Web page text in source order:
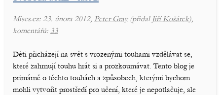
Mises.cz: 23. února 2012, Peter Gray(přidal Jiří Košárek),
komentářů: 33
Děti přicházejí na svět s vrozenými touhami vzdělávat se,
které zahrnují touhu hrát si a prozkoumávat. Tento blog je
primárně o těchto touhách a způsobech, kterými bychom
mohli vytvořit prostředí pro učení, které je nepotlačuje, ale